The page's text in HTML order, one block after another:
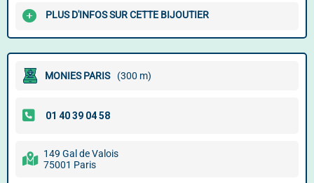
PLUS D'INFOS SUR CETTE BIJOUTIER
MONIES PARIS (300 m)
149 Gal de Valois
75001 Paris